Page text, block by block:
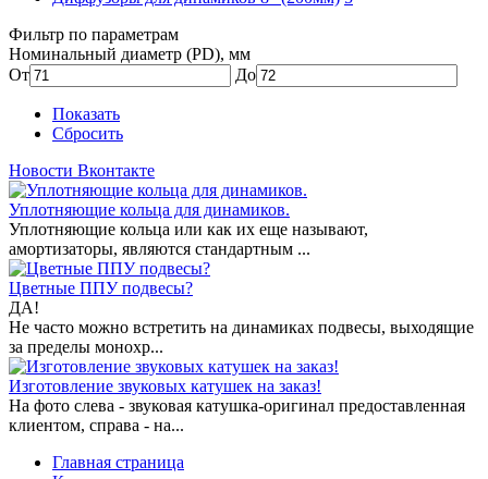
Фильтр по параметрам
Номинальный диаметр (PD), мм
От
До
Показать
Сбросить
Новости Вконтакте
Уплотняющие кольца для динамиков.
Уплотняющие кольца или как их еще называют,
амортизаторы, являются стандартным ...
Цветные ППУ подвесы?
ДА!
Не часто можно встретить на динамиках подвесы, выходящие
за пределы монохр...
Изготовление звуковых катушек на заказ!
На фото слева - звуковая катушка-оригинал предоставленная
клиентом, справа - на...
Главная страница